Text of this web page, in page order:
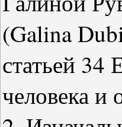
(Galina
статьей 34
человека и